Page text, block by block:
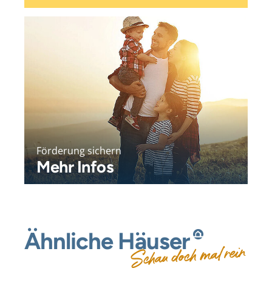
Förderung sichern
Mehr Infos
Ähnliche Häuser
Schau doch mal rein